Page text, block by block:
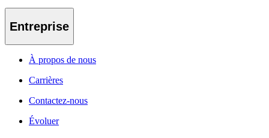
Entreprise
À propos de nous
Carrières
Contactez-nous
Évoluer